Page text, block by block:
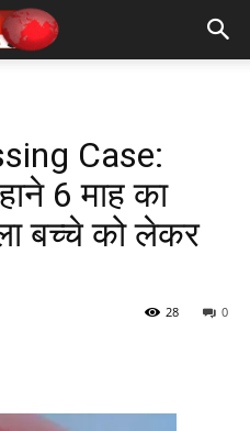
Case:
6 माह का
बच्चे को लेकर
0
28